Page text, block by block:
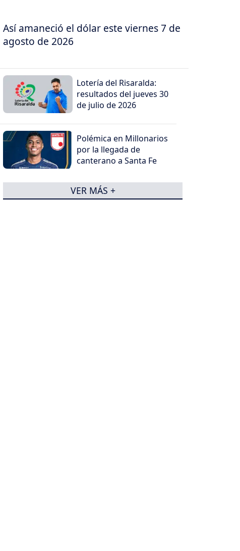
Así amaneció el dólar este viernes 7 de
agosto de 2026
Lotería del Risaralda:
resultados del jueves 30
de julio de 2026
Polémica en Millonarios
por la llegada de
canterano a Santa Fe
VER MÁS +